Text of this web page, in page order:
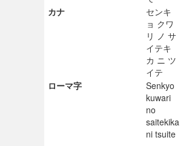
カナ
センキ
ョ クワ
リ ノ サ
イテキ
カ ニ ツ
イテ
ローマ字
Senkyo
kuwari
no
saitekika
ni tsuite